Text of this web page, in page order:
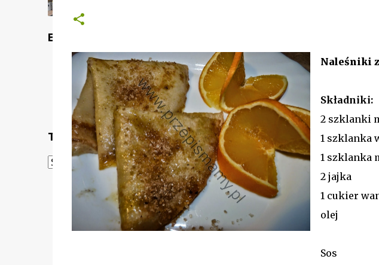
Etykiety
Translate
Powered by Translate
Naleśniki
Składniki:
2 szklanki
1 szklanka
1 szklanka
2 jajka
1 cukier
olej
Sos